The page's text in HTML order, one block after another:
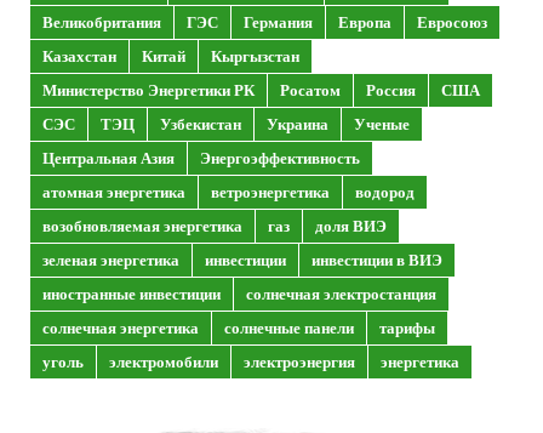
Великобритания
ГЭС Германия Европа
Евросоюз
Казахстан
Китай
Кыргызстан
Министерство Энергетики РК
Росатом Россия
США
СЭС
ТЭЦ Узбекистан Украина
Ученые
Центральная Азия
Энергоэффективность
атомная энергетика
ветроэнергетика
водород
возобновляемая энергетика
газ
доля ВИЭ
зеленая энергетика
инвестиции
инвестиции в ВИЭ
иностранные инвестиции
солнечная электростанция
солнечная энергетика
солнечные панели
тарифы
уголь
электромобили электроэнергия энергетика